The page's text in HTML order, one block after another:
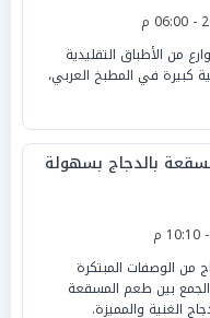
من الأطباق التقليدية
كبيرة في المطبخ العربي،
بالدجاج بسهولة
من الوصفات المبتكرة
بين طعم المسقعة
الغنية والمميزة.